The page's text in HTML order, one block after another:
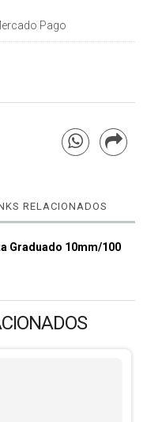
Pago
RELACIONADOS
Graduado 10mm/100